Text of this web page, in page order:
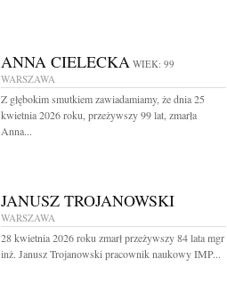
ANNA CIELECKA WIEK: 99
WARSZAWA
Z głębokim smutkiem zawiadamiamy, że dnia 25
kwietnia 2026 roku, przeżywszy 99 lat, zmarła
Anna...
JANUSZ TROJANOWSKI
WARSZAWA
28 kwietnia 2026 roku zmarł przeżywszy 84 lata mgr
inż. Janusz Trojanowski pracownik naukowy IMP...